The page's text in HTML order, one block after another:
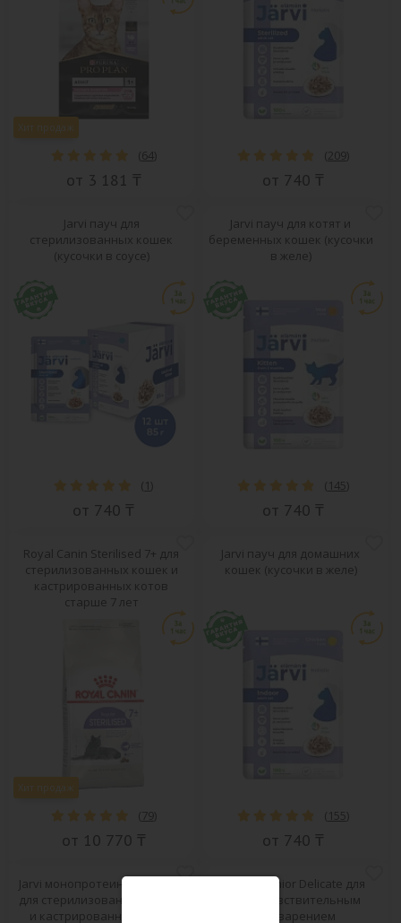
Хит продаж
(64)
от 3 181 ₸
(209)
от 740 ₸
Jarvi пауч для
стерилизованных кошек
(кусочки в соусе)
( 1)
от 740 ₸
Jarvi пауч для котят и
беременных кошек (кусочки
в желе)
( 145)
от 740 ₸
Royal Canin Sterilised 7+ для
стерилизованных кошек и
кастрированных котов
старше 7 лет
Хит продаж
( 79)
от 10 770 ₸
Jarvi пауч для домашних
кошек (кусочки в желе)
( 155)
от 740 ₸
Jarvi монопротеиновый пауч
для стерилизованных кошек
и кастрированных котов
Pro Plan Junior Delicate для
котят с чувствительным
пищеварением